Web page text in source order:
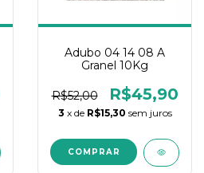
Adubo 04 14 08 A
Granel 10Kg
R$52,00 R$45,90
3 x de R$15,30 sem juros